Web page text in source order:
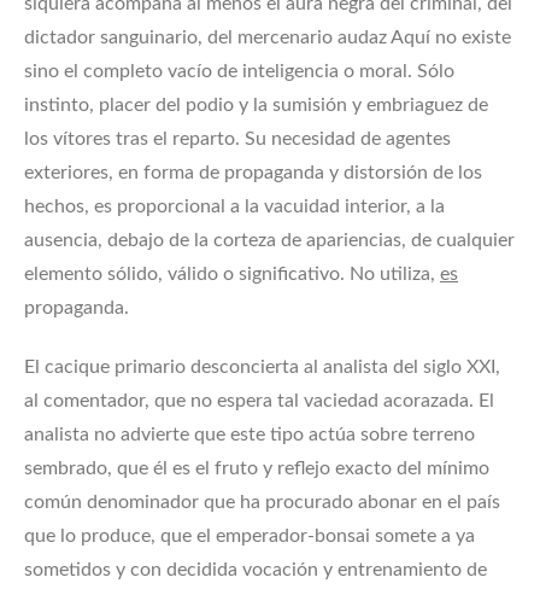
siquiera acompaña al menos el aura negra del criminal, del
dictador sanguinario, del mercenario audaz Aquí no existe
sino el completo vacío de inteligencia o moral. Sólo
instinto, placer del podio y la sumisión y embriaguez de
los vítores tras el reparto. Su necesidad de agentes
exteriores, en forma de propaganda y distorsión de los
hechos, es proporcional a la vacuidad interior, a la
ausencia, debajo de la corteza de apariencias, de cualquier
elemento sólido, válido o significativo. No utiliza, es
propaganda.
El cacique primario desconcierta al analista del siglo XXI,
al comentador, que no espera tal vaciedad acorazada. El
analista no advierte que este tipo actúa sobre terreno
sembrado, que él es el fruto y reflejo exacto del mínimo
común denominador que ha procurado abonar en el país
que lo produce, que el emperador-bonsai somete a ya
sometidos y con decidida vocación y entrenamiento de